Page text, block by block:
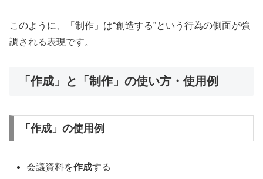
このように、「制作」は“創造する”という行為の側面が強
調される表現です。
「作成」と「制作」の使い方・使用例
「作成」の使用例
会議資料を作成する